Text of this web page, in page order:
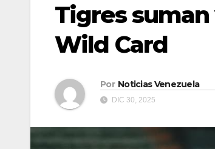
Tigres
Wild Card
Por Noticias Venezuela
DIC 30, 2025